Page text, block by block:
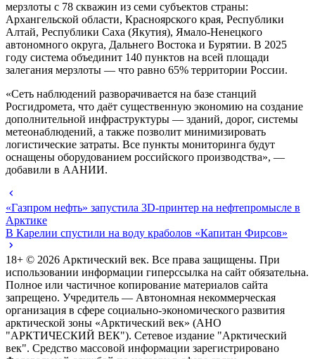
мерзлоты с 78 скважин из семи субъектов страны:
Архангельской области, Красноярского края, Республики
Алтай, Республики Саха (Якутия), Ямало-Ненецкого
автономного округа, Дальнего Востока и Бурятии. В 2025
году система объединит 140 пунктов на всей площади
залегания мерзлоты — что равно 65% территории России.
«Сеть наблюдений разворачивается на базе станций
Росгидромета, что даёт существенную экономию на создание
дополнительной инфраструктуры — зданий, дорог, системы
метеонаблюдений, а также позволит минимизировать
логистические затраты. Все пункты мониторинга будут
оснащены оборудованием российского производства», —
добавили в ААНИИ.
«Газпром нефть» запустила 3D-принтер на нефтепромысле в
Арктике
В Карелии спустили на воду краболов «Капитан Фирсов»
18+ © 2026 Арктический век. Все права защищены. При
использовании информации гиперссылка на сайт обязательна.
Полное или частичное копирование материалов сайта
запрещено. Учредитель — Автономная некоммерческая
организация в сфере социально-экономического развития
арктической зоны «Арктический век» (АНО
"АРКТИЧЕСКИЙ ВЕК"). Сетевое издание "Арктический
век". Средство массовой информации зарегистрировано